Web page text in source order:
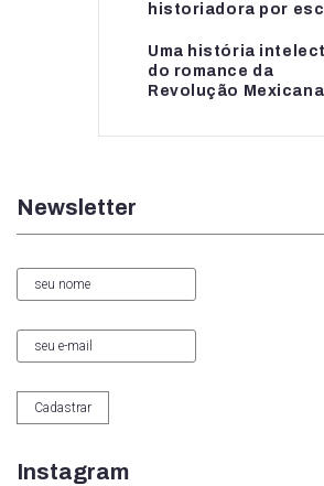
historiadora por
Uma história
do romance da
Revolução
historiadora por
Uma história
do romance da...
Newsletter
Instagram